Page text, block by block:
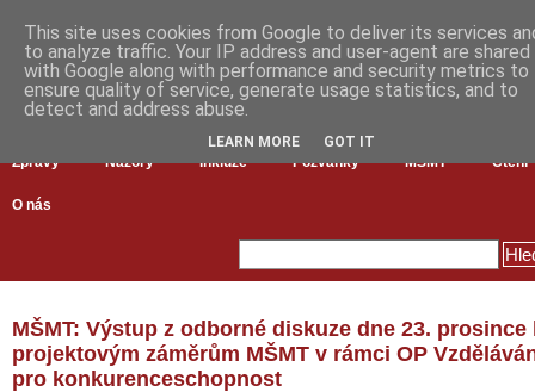
Zprávy Názory Inkluze Pozvánky MŠMT Čtení
O nás
MŠMT: Výstup z odborné diskuze dne 23. prosince
projektovým záměrům MŠMT v rámci OP
pro konkurenceschopnost
This site uses cookies from Google to deliver its services
to analyze traffic. Your IP address and user-agent are shared
with Google along with performance and security metrics to
ensure quality of service, generate usage statistics, and to
detect and address abuse.
LEARN MORE GOT IT